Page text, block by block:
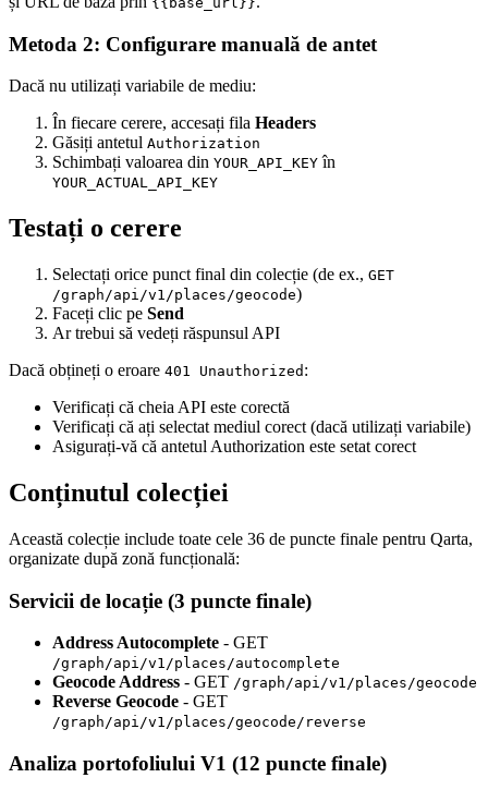
Metoda 2: Configurare manuală de antet
Dacă nu utilizați variabile de mediu:
În fiecare cerere, accesați fila Headers
Găsiți antetul Authorization
Schimbați valoarea din YOUR_API_KEY în
YOUR_ACTUAL_API_KEY
Testați o cerere
Selectați orice punct final din colecție (de ex., GET
/graph/api/v1/places/geocode)
Faceți clic pe Send
Ar trebui să vedeți răspunsul API
Dacă obțineți o eroare 401 Unauthorized :
Verificați că cheia API este corectă
Verificați că ați selectat mediul corect (dacă utilizați variabile)
Asigurați-vă că antetul Authorization este setat corect
Conținutul colecției
Această colecție include toate cele 36 de puncte finale pentru Qarta,
organizate după zonă funcțională:
Servicii de locație (3 puncte finale)
Address Autocomplete - GET
/graph/api/v1/places/autocomplete
Geocode Address - GET /graph/api/v1/places/geocode
Reverse Geocode - GET
/graph/api/v1/places/geocode/reverse
Analiza portofoliului V1 (12 puncte finale)